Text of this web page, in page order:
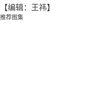
【编辑：王祎】
推荐图集